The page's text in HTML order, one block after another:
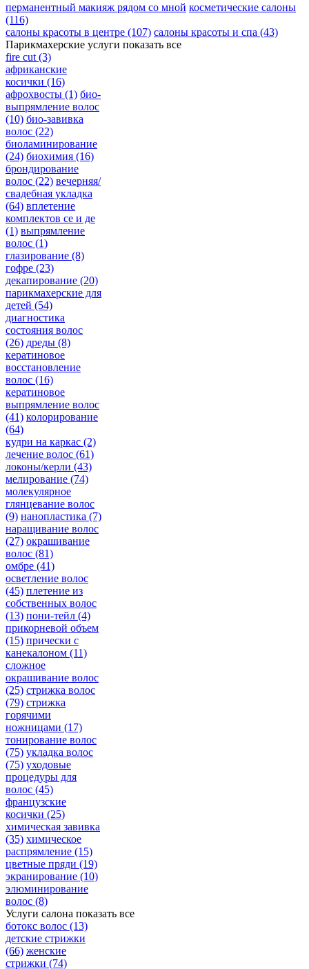
перманентный макияж рядом со мной косметические салоны
(116)
салоны красоты в центре (107) салоны красоты и спа (43)
Парикмахерские услуги показать все
fire cut (3)
африканские
косички (16)
афрохвосты (1) био-
выпрямление волос
(10) био-завивка
волос (22)
биоламинирование
(24) биохимия (16)
брондирование
волос (22) вечерняя/
свадебная укладка
(64) вплетение
комплектов се и де
(1) выпрямление
волос (1)
глазирование (8)
гофре (23)
декапирование (20)
парикмахерские для
детей (54)
диагностика
состояния волос
(26) дреды (8)
кератиновое
восстановление
волос (16)
кератиновое
выпрямление волос
(41) колорирование
(64)
кудри на каркас (2)
лечение волос (61)
локоны/керли (43)
мелирование (74)
молекулярное
глянцевание волос
(9) нанопластика (7)
наращивание волос
(27) окрашивание
волос (81)
омбре (41)
осветление волос
(45) плетение из
собственных волос
(13) пони-тейл (4)
прикорневой объем
(15) прически с
канекалоном (11)
сложное
окрашивание волос
(25) стрижка волос
(79) стрижка
горячими
ножницами (17)
тонирование волос
(75) укладка волос
(75) уходовые
процедуры для
волос (45)
французские
косички (25)
химическая завивка
(35) химическое
распрямление (15)
цветные пряди (19)
экранирование (10)
элюминирование
волос (8)
Услуги салона показать все
ботокс волос (13)
детские стрижки
(66) женские
стрижки (74)